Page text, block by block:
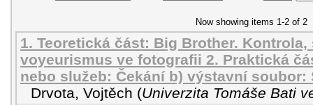
Now showing items 1-2 of 2
1. Teoretická část: Big Brother. Kontrola,
voyeurismus ve fotografii 2. Praktická
nebo služeb: Čekání b) výstavní soubor:
Drvota, Vojtěch (Univerzita Tomáše Bati